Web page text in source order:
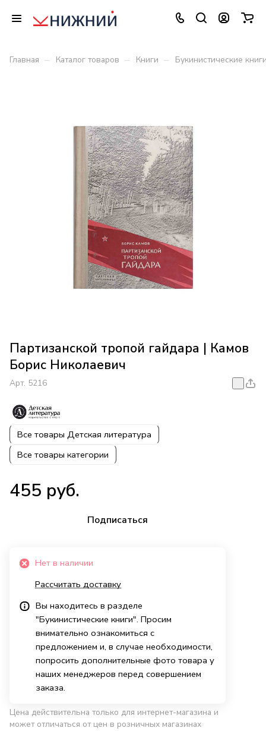
Главная – Каталог товаров – Книги – Букинистические
Партизанской тропой гайдара | Камов
Борис Николаевич
Арт. 5216
Все товары Детская литература
Все товары категории
455 руб.
Подписаться
Нет в наличии
Рассчитать доставку
Вы находитесь в разделе
"Букинистические книги". Просим
внимательно ознакомиться с
предложением и, в случае необходимости,
попросить дополнительные фото товара у
наших менеджеров перед совершением
заказа.
Цена действительна только для интернет-магазина и
может отличаться от цен в розничных магазинах